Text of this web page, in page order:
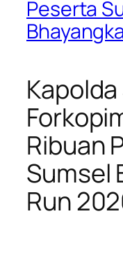
Peserta
Ribuan
Sumsel
Run